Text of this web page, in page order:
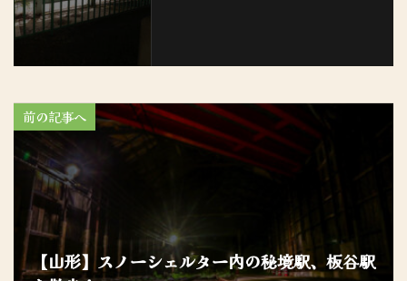
前の記事へ
【山形】スノーシェルター内の秘境駅、板谷駅